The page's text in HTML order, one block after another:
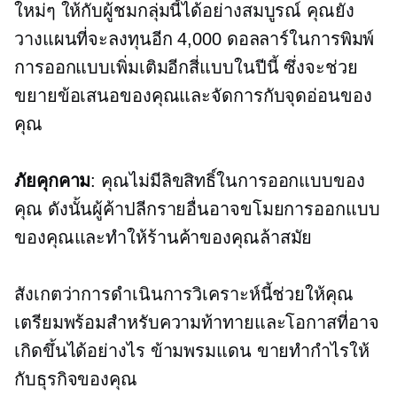
ใหม่ๆ ให้กับผู้ชมกลุ่มนี้ได้อย่างสมบูรณ์ คุณยัง
วางแผนที่จะลงทุนอีก 4,000 ดอลลาร์ในการพิมพ์
การออกแบบเพิ่มเติมอีกสี่แบบในปีนี้ ซึ่งจะช่วย
ขยายข้อเสนอของคุณและจัดการกับจุดอ่อนของ
คุณ
ภัยคุกคาม: คุณไม่มีลิขสิทธิ์ในการออกแบบของ
คุณ ดังนั้นผู้ค้าปลีกรายอื่นอาจขโมยการออกแบบ
ของคุณและทำให้ร้านค้าของคุณล้าสมัย
สังเกตว่าการดำเนินการวิเคราะห์นี้ช่วยให้คุณ
เตรียมพร้อมสำหรับความท้าทายและโอกาสที่อาจ
เกิดขึ้นได้อย่างไร ข้ามพรมแดนขายทำกำไรให้
กับธุรกิจของคุณ